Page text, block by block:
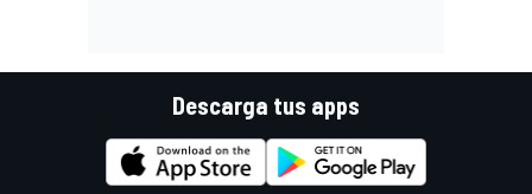
Descarga tus apps